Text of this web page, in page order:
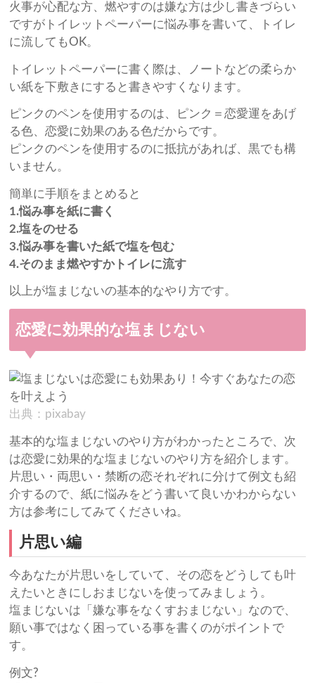
火事が心配な方、燃やすのは嫌な方は少し書きづらい
ですがトイレットペーパーに悩み事を書いて、トイレ
に流してもOK。
トイレットペーパーに書く際は、ノートなどの柔らか
い紙を下敷きにすると書きやすくなります。
ピンクのペンを使用するのは、ピンク＝恋愛運をあげ
る色、恋愛に効果のある色だからです。
ピンクのペンを使用するのに抵抗があれば、黒でも構
いません。
簡単に手順をまとめると
1.悩み事を紙に書く
2.塩をのせる
3.悩み事を書いた紙で塩を包む
4.そのまま燃やすかトイレに流す
以上が塩まじないの基本的なやり方です。
恋愛に効果的な塩まじない
出典：pixabay
基本的な塩まじないのやり方がわかったところで、次
は恋愛に効果的な塩まじないのやり方を紹介します。
片思い・両思い・禁断の恋それぞれに分けて例文も紹
介するので、紙に悩みをどう書いて良いかわからない
方は参考にしてみてくださいね。
片思い編
今あなたが片思いをしていて、その恋をどうしても叶
えたいときにしおまじないを使ってみましょう。
塩まじないは「嫌な事をなくすおまじない」なので、
願い事ではなく困っている事を書くのがポイントで
す。
例文?